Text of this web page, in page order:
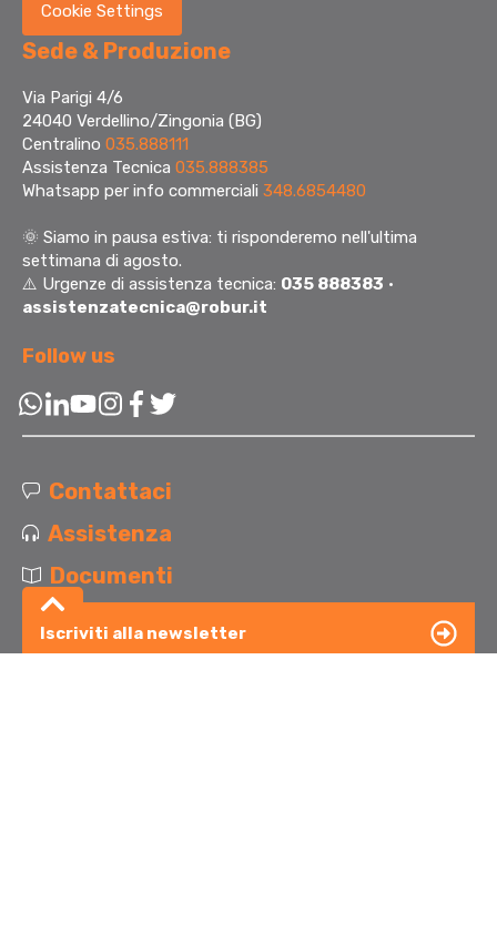
Cookie Settings
Sede & Produzione
Via Parigi 4/6
24040 Verdellino/Zingonia (BG)
Centralino 035.888111
Assistenza Tecnica 035.888385
Whatsapp per info commerciali 348.6854480
🌞 Siamo in pausa estiva: ti risponderemo nell'ultima
settimana di agosto.
⚠️ Urgenze di assistenza tecnica: 035 888383 ·
assistenzatecnica@robur.it
Follow us
Contattaci
Assistenza
Documenti
Iscriviti alla newsletter